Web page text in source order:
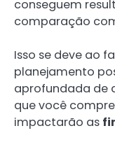
conseguem
comparação
Isso se deve ao
planejamento
aprofundada de
que você
impactarão as